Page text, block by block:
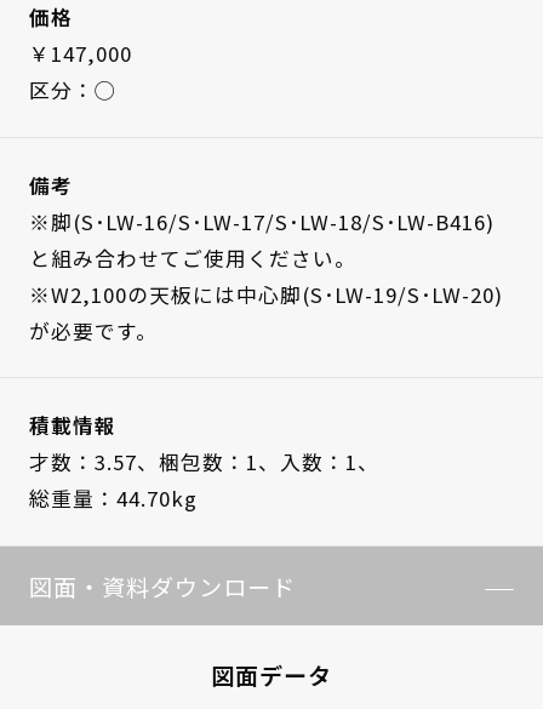
価格
￥147,000
区分：◯
備考
※脚(S･LW-16/S･LW-17/S･LW-18/S･LW-B416)
と組み合わせてご使用ください。
※W2,100の天板には中心脚(S･LW-19/S･LW-20)
が必要です。
積載情報
才数：3.57、 梱包数：1、 入数：1、
総重量：44.70kg
図面・資料ダウンロード
図面データ